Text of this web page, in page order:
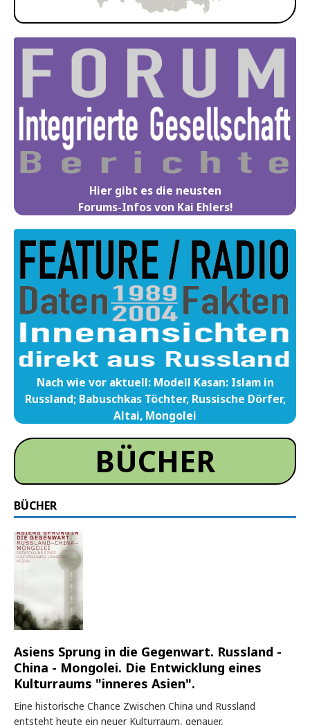
Hier gibt es die neusten
Forums-Infos von Kai Ehlers!
Nach wie vor aktuell: Modell Kasan: Islam in
Russland; Babuschkas Töchter, Russische Dörfer,
Altai, Mongolei
BÜCHER
BÜCHER
Asiens Sprung in die Gegenwart. Russland -
China - Mongolei. Die Entwicklung eines
Kulturraums "inneres Asien".
Eine historische Chance Zwischen China und Russland
entsteht heute ein neuer Kulturraum, genauer,